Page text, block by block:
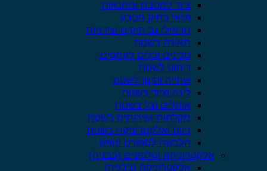
ציוד למטבח ומחנאות
פנאי בחיק הטבע
תרמילי גב תיקים וצידניות
תאורה בשטח
סכינים וכלים לקמפינג
ריהוט לשטח
שתייה וסינון לשטח
לינה וציוד בשטח
אוהלים וצל בשטח
מקלחות ושירותים בשטח
ניווט ואלקטרוניקה בשטח
הלבשה לספורט ונופש
אלקטרוניקה וטלפונים (בבניה)
אלקטרוניקה (בבניה)